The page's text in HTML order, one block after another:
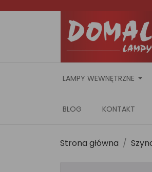
LAMPY WEWNĘTRZNE
BLOG KONTAKT
Strona główna